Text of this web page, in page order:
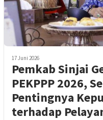
17 Juni 2026
Pemkab Sinjai
PEKPPP 2026,
Pentingnya
terhadap